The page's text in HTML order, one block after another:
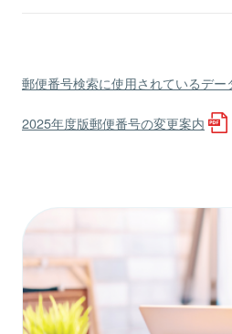
郵便番号検索に使用されているデー
2025年度版郵便番号の変更案内